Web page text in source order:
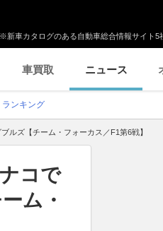
※新車カタログのある自動車総合情報サイト5
車買取 ニュース
ランキング
ルズ【チーム・フォーカス／F1第6戦】
コで
ム・